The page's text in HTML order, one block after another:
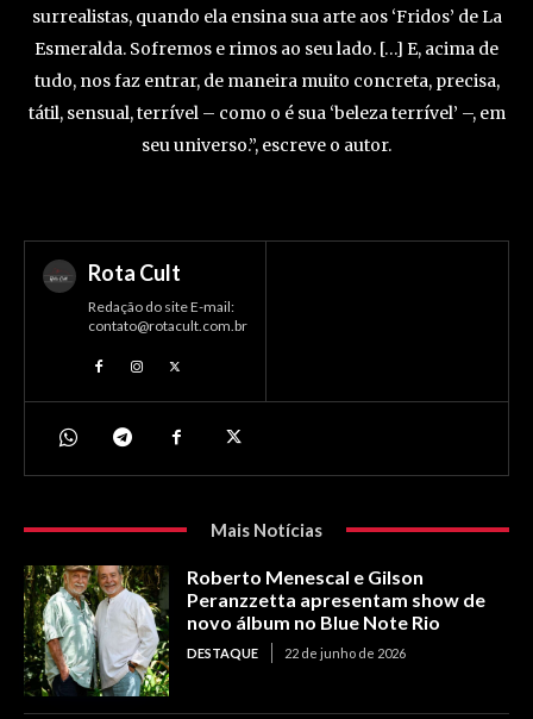
surrealistas, quando ela ensina sua arte aos ‘Fridos’ de La
Esmeralda. Sofremos e rimos ao seu lado. […] E, acima de
tudo, nos faz entrar, de maneira muito concreta, precisa,
tátil, sensual, terrível – como o é sua ‘beleza terrível’ –, em
seu universo.”, escreve o autor.
Rota Cult
Redação do site E-mail:
contato@rotacult.com.br
Mais Notícias
Roberto Menescal e Gilson
Peranzzetta apresentam show de
novo álbum no Blue Note Rio
DESTAQUE 22 de junho de 2026